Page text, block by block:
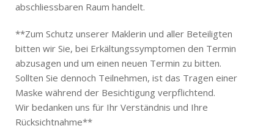
abschliessbaren Raum handelt.
**Zum Schutz unserer Maklerin und aller Beteiligten
bitten wir Sie, bei Erkältungssymptomen den Termin
abzusagen und um einen neuen Termin zu bitten.
Sollten Sie dennoch Teilnehmen, ist das Tragen einer
Maske während der Besichtigung verpflichtend.
Wir bedanken uns für Ihr Verständnis und Ihre
Rücksichtnahme**